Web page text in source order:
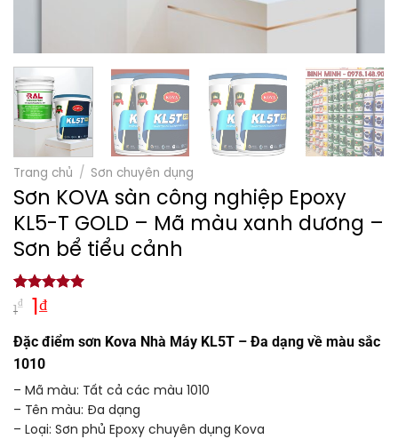
Trang chủ / Sơn chuyên dụng
Sơn KOVA sàn công nghiệp Epoxy
KL5-T GOLD – Mã màu xanh dương –
Sơn bể tiểu cảnh
5.00trên 5
dựa trên
1
đánh giá
1
₫
Giá
gốc
là:
1₫.
1₫Giá
hiện
tại
1₫.
Đặc điểm sơn Kova Nhà Máy KL5T – Đa dạng về màu sắc
1010
– Mã màu: Tất cả các màu 1010
– Tên màu: Đa dạng
– Loại: Sơn phủ Epoxy chuyên dụng Kova